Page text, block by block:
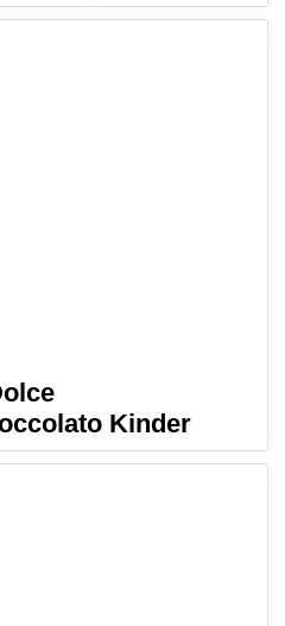
Kinder